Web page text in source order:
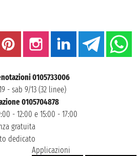
0105733006
- sab 9/13 (32 linee)
0105704878
- 12:00 e 15:00 - 17:00
gratuita
dedicato
Applicazioni